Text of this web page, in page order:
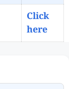
Click
here